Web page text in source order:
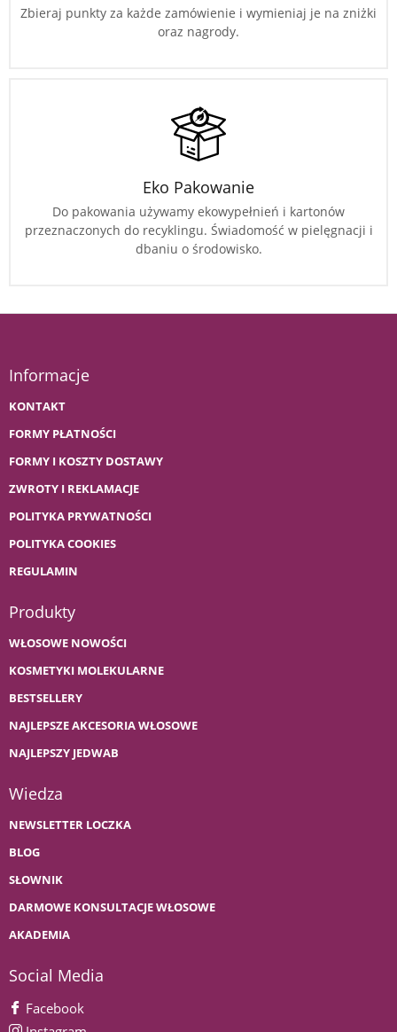
Zbieraj punkty za każde zamówienie i wymieniaj je na zniżki
oraz nagrody.
Eko Pakowanie
Do pakowania używamy ekowypełnień i kartonów
przeznaczonych do recyklingu. Świadomość w pielęgnacji i
dbaniu o środowisko.
Informacje
KONTAKT
FORMY PŁATNOŚCI
FORMY I KOSZTY DOSTAWY
ZWROTY I REKLAMACJE
POLITYKA PRYWATNOŚCI
POLITYKA COOKIES
REGULAMIN
Produkty
WŁOSOWE NOWOŚCI
KOSMETYKI MOLEKULARNE
BESTSELLERY
NAJLEPSZE AKCESORIA WŁOSOWE
NAJLEPSZY JEDWAB
Wiedza
NEWSLETTER LOCZKA
BLOG
SŁOWNIK
DARMOWE KONSULTACJE WŁOSOWE
AKADEMIA
Social Media
Facebook